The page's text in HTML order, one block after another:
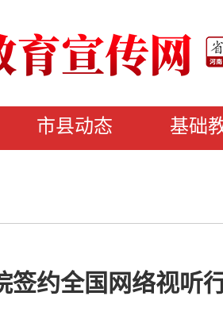
市县动态 基础
签约全国网络视听